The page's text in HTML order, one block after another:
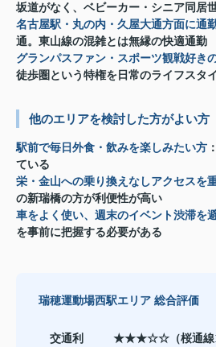
坂道がなく、ベビーカー・シニア同居
名古屋駅・丸の内・久屋大通方面に通
通。東山線の混雑とは無縁の快適通勤
グランパスファン・スポーツ観戦好き
徒歩圏という特権を日常のライフスタ
他のエリアを検討した方がよい方
駅前で毎日外食・飲みを楽しみたい方
ている
栄・金山への乗り換えなしアクセスを
の新瑞橋の方が利便性が高い
車をよく使い、週末のイベント渋滞を
を事前に把握する必要がある
瑞穂運動場西駅エリア 総合評価
交通利
★★★☆☆（桜通線1